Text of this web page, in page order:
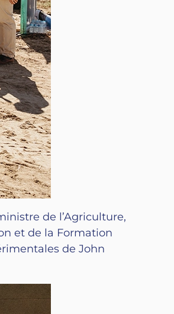
de l’Agriculture,
et de la Formation
de John